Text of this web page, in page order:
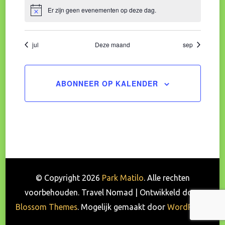
BerichtEr zijn geen evenementen op deze dag.
jul Deze maand sep
ABONNEER OP KALENDER
© Copyright 2026 Park Matilo. Alle rechten
voorbehouden. Travel Nomad | Ontwikkeld door
Blossom Themes. Mogelijk gemaakt door WordPress